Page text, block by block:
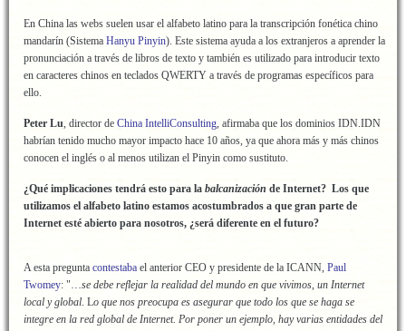
En China las webs suelen usar el alfabeto latino para la transcripción fonética chino
mandarín (Sistema Hanyu Pinyin). Este sistema ayuda a los extranjeros a aprender la
pronunciación a través de libros de texto y también es utilizado para introducir texto
en caracteres chinos en teclados QWERTY a través de programas específicos para
ello.
Peter Lu, director de China IntelliConsulting, afirmaba que los dominios IDN.IDN
habrían tenido mucho mayor impacto hace 10 años, ya que ahora más y más chinos
conocen el inglés o al menos utilizan el Pinyin como sustituto.
¿Qué implicaciones tendrá esto para la balcanización de Internet? Los que
utilizamos el alfabeto latino estamos acostumbrados a que gran parte de
Internet esté abierto para nosotros, ¿será diferente en el futuro?
A esta pregunta contestaba el anterior CEO y presidente de la ICANN, Paul
Twomey: "…se debe reflejar la realidad del mundo en que vivimos, un Internet
local y global. Lo que nos preocupa es asegurar que todo los que se haga se
integre en la red global de Internet. Por poner un ejemplo, hay varias entidades del